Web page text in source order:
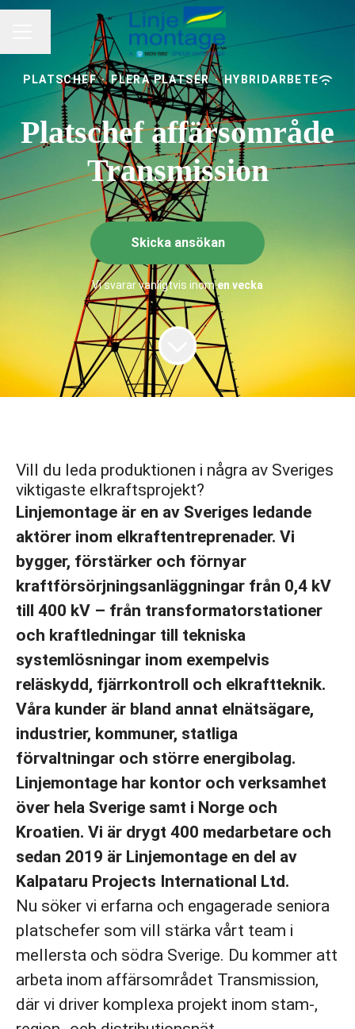
KARRIÄRMENY
Byt språk
PLATSCHEF · FLERA PLATSER · HYBRIDARBETE
Platschef affärsområde
Transmission
Skicka ansökan
Vi svarar vanligtvis inomen vecka
Vill du leda produktionen i några av Sveriges
viktigaste elkraftsprojekt?
Linjemontage är en av Sveriges ledande
aktörer inom elkraftentreprenader. Vi
bygger, förstärker och förnyar
kraftförsörjningsanläggningar från 0,4 kV
till 400 kV – från transformatorstationer
och kraftledningar till tekniska
systemlösningar inom exempelvis
reläskydd, fjärrkontroll och elkraftteknik.
Våra kunder är bland annat elnätsägare,
industrier, kommuner, statliga
förvaltningar och större energibolag.
Linjemontage har kontor och verksamhet
över hela Sverige samt i Norge och
Kroatien. Vi är drygt 400 medarbetare och
sedan 2019 är Linjemontage en del av
Kalpataru Projects International Ltd.
Nu söker vi erfarna och engagerade seniora
platschefer som vill stärka vårt team i
mellersta och södra Sverige. Du kommer att
arbeta inom affärsområdet Transmission,
där vi driver komplexa projekt inom stam-,